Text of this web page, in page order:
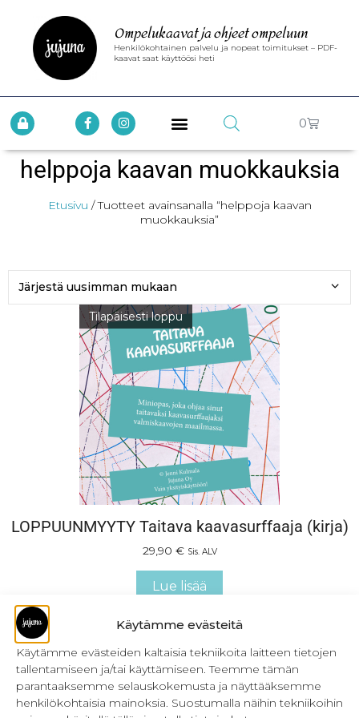
Käytämme evästeitä
Käytämme evästeiden kaltaisia tekniikoita laitteen tietojen
tallentamiseen ja/tai käyttämiseen. Teemme tämän
parantaaksemme selauskokemusta ja näyttääksemme
henkilökohtaisia mainoksia. Suostumalla näihin tekniikoihin
Ompelukaavat ja ohjeet ompeluun
Henkilökohtainen palvelu ja nopeat toimitukset – PDF-
kaavat saat käyttöösi heti
0
helppoja kaavan muokkauksia
Etusivu / Tuotteet avainsanalla “helppoja kaavan
muokkauksia”
Tilapäisesti loppu
LOPPUUNMYYTY Taitava kaavasurffaaja (kirja)
29,90 € Sis. ALV
Lue lisää